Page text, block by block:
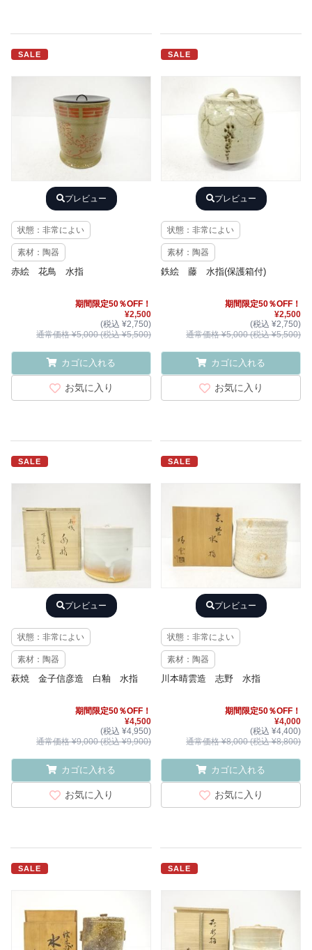
SALE
プレビュー
状態：非常によい
素材：陶器
赤絵 花鳥 水指
期間限定50％OFF！
¥2,500
(税込 ¥2,750)
通常価格 ¥5,000 (税込 ¥5,500)
カゴに入れる
お気に入り
SALE
プレビュー
状態：非常によい
素材：陶器
鉄絵 藤 水指(保護箱付)
期間限定50％OFF！
¥2,500
(税込 ¥2,750)
通常価格 ¥5,000 (税込 ¥5,500)
カゴに入れる
お気に入り
SALE
プレビュー
状態：非常によい
素材：陶器
萩焼 金子信彦造 白釉 水指
期間限定50％OFF！
¥4,500
(税込 ¥4,950)
通常価格 ¥9,000 (税込 ¥9,900)
カゴに入れる
お気に入り
SALE
プレビュー
状態：非常によい
素材：陶器
川本晴雲造 志野 水指
期間限定50％OFF！
¥4,000
(税込 ¥4,400)
通常価格 ¥8,000 (税込 ¥8,800)
カゴに入れる
お気に入り
SALE SALE